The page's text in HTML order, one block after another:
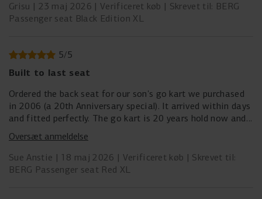
Grisu
23 maj 2026 Verificeret køb
Skrevet til: BERG
Passenger seat Black Edition XL
5/5
Built to last seat
Ordered the back seat for our son's go kart we purchased
in 2006 (a 20th Anniversary special). It arrived within days
and fitted perfectly. The go kart is 20 years hold now and
still going strong - still being used by our son and his
children. Well worth the investment.
Oversæt anmeldelse
Sue Anstie
18 maj 2026 Verificeret køb
Skrevet til:
BERG Passenger seat Red XL